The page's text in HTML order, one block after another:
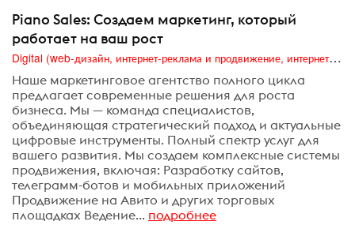
Piano Sales: Создаем маркетинг, который
работает на ваш рост
Digital (web-дизайн, интернет-реклама и продвижение, интернет-сообщества и блоги, интернет-коммуникации, мобильный маркетинг, реклама на цифровых экранах)
Наше маркетинговое агентство полного цикла
предлагает современные решения для роста
бизнеса. Мы — команда специалистов,
объединяющая стратегический подход и актуальные
цифровые инструменты. Полный спектр услуг для
вашего развития. Мы создаем комплексные системы
продвижения, включая: Разработку сайтов,
телеграмм-ботов и мобильных приложений
Продвижение на Авито и других торговых
площадках Ведение... подробнее